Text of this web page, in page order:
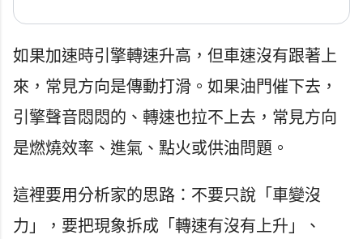
如果加速時引擎轉速升高，但車速沒有跟著上
來，常見方向是傳動打滑。如果油門催下去，
引擎聲音悶悶的、轉速也拉不上去，常見方向
是燃燒效率、進氣、點火或供油問題。
這裡要用分析家的思路：不要只說「車變沒
力」，要把現象拆成「轉速有沒有上升」、